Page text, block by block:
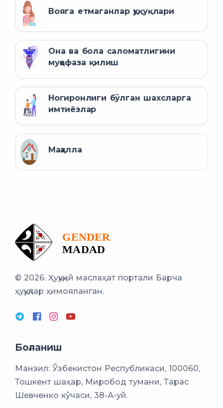
Вояга етмаганлар ҳуқуқлари
Она ва бола саломатлигини
муҳофаза қилиш
Ногиронлиги бўлган шахсларга
имтиёзлар
Маҳалла
© 2026. Ҳуқуқий маслаҳат портали Барча
ҳуқуқлар ҳимояланган.
Боғланиш
Манзил: Ўзбекистон Республикаси, 100060,
Тошкент шаҳар, Миробод тумани, Тарас
Шевченко кўчаси, 38-А-уй.